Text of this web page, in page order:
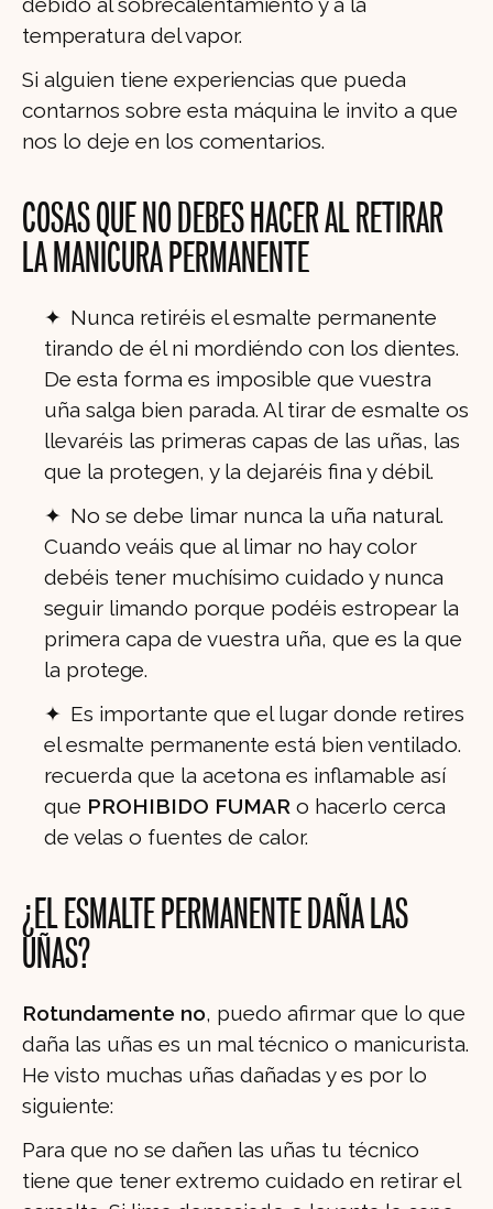
temperatura del vapor.
Si alguien tiene experiencias que pueda
contarnos sobre esta máquina le invito a que
nos lo deje en los comentarios.
COSAS QUE NO DEBES HACER AL RETIRAR
LA MANICURA PERMANENTE
Nunca retiréis el esmalte permanente
tirando de él ni mordiéndo con los dientes.
De esta forma es imposible que vuestra
uña salga bien parada. Al tirar de esmalte os
llevaréis las primeras capas de las uñas, las
que la protegen, y la dejaréis fina y débil.
No se debe limar nunca la uña natural.
Cuando veáis que al limar no hay color
debéis tener muchísimo cuidado y nunca
seguir limando porque podéis estropear la
primera capa de vuestra uña, que es la que
la protege.
Es importante que el lugar donde retires
el esmalte permanente está bien ventilado.
recuerda que la acetona es inflamable así
que PROHIBIDO FUMAR o hacerlo cerca
de velas o fuentes de calor.
¿EL ESMALTE PERMANENTE DAÑA LAS
UÑAS?
Rotundamente no, puedo afirmar que lo que
daña las uñas es un mal técnico o manicurista.
He visto muchas uñas dañadas y es por lo
siguiente:
Para que no se dañen las uñas tu técnico
tiene que tener extremo cuidado en retirar el